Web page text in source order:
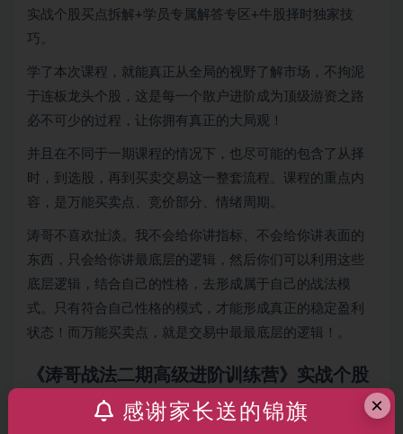
实战个股买点拆解+学员专属解答专区+牛股择时独家技
巧。
学了本次课程，就能真正从全局的视野了解市场，不拘泥
于连板龙头个股，这是每一个散户进阶成为顶级游资之路
必不可少的过程，让你拥有真正的大局观！
并且在不同于一期课程的情况下，也尽可能的包含了从择
时，到选股，再到买卖交易这一整套流程。课程的重点内
容，是万能买卖点、竞价部分、情绪周期。
涛哥不喜欢扯淡。我不会给你讲指标、不会给你讲表面的
东西，只会给你讲最底层的逻辑，然后你们可以利用这些
底层逻辑，结合自己的性格，去形成属于自己的战法模
式。只有符合自己性格的模式，才能形成真正的稳定盈利
状态！而万能买卖点，就是交易中最最底层的逻辑！。
《涛哥战法二期高级进阶训练营》实战个股
买点拆解 课程内容目录：
×
感谢家长送的锦旗